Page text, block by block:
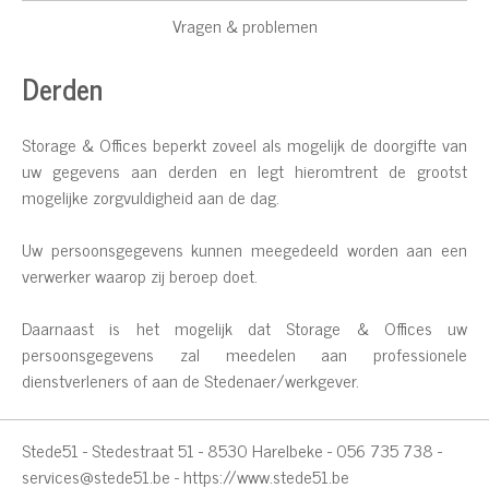
Vragen & problemen
Derden
Storage & Offices beperkt zoveel als mogelijk de doorgifte van
uw gegevens aan derden en legt hieromtrent de grootst
mogelijke zorgvuldigheid aan de dag.
Uw persoonsgegevens kunnen meegedeeld worden aan een
verwerker waarop zij beroep doet.
Daarnaast is het mogelijk dat Storage & Offices uw
persoonsgegevens zal meedelen aan professionele
dienstverleners of aan de Stedenaer/werkgever.
Stede51 - Stedestraat 51 - 8530 Harelbeke - 056 735 738 -
services@stede51.be-https://www.stede51.be